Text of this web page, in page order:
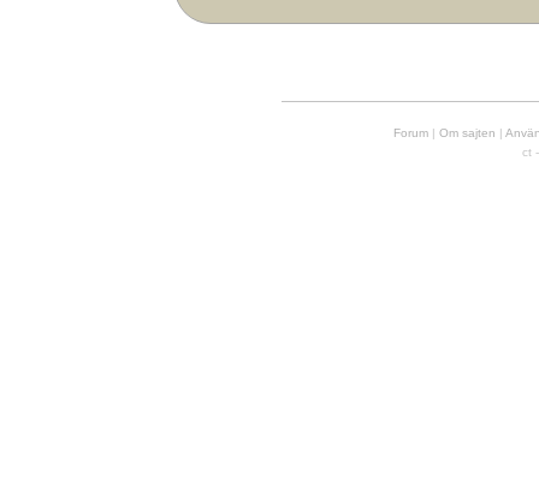
Forum | Om sajten |
ct